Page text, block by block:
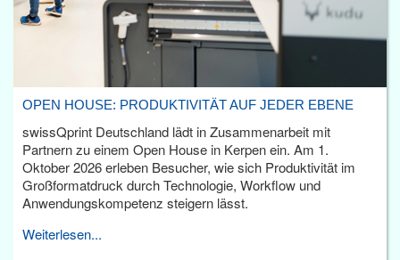
OPEN HOUSE: PRODUKTIVITÄT AUF JEDER EBENE
swissQprint Deutschland lädt in Zusammenarbeit mit
Partnern zu einem Open House in Kerpen ein. Am 1.
Oktober 2026 erleben Besucher, wie sich Produktivität im
Großformatdruck durch Technologie, Workflow und
Anwendungskompetenz steigern lässt.
Weiterlesen...